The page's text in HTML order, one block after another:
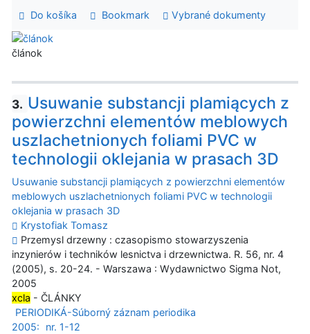
Do košíka Bookmark Vybrané dokumenty
článok
3. Usuwanie substancji plamiących z
powierzchni elementów meblowych
uszlachetnionych foliami PVC w
technologii oklejania w prasach 3D
Usuwanie substancji plamiących z powierzchni elementów
meblowych uszlachetnionych foliami PVC w technologii
oklejania w prasach 3D
Krystofiak Tomasz
Przemysl drzewny : czasopismo stowarzyszenia
inzynierów i techników lesnictva i drzewnictwa. R. 56, nr. 4
(2005), s. 20-24. - Warszawa : Wydawnictwo Sigma Not,
2005
xcla - ČLÁNKY
PERIODIKÁ-Súborný záznam periodika
2005:
nr. 1-12